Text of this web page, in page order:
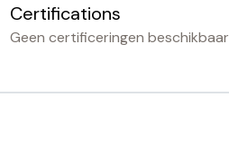
Certifications
Geen certificeringen beschikbaar